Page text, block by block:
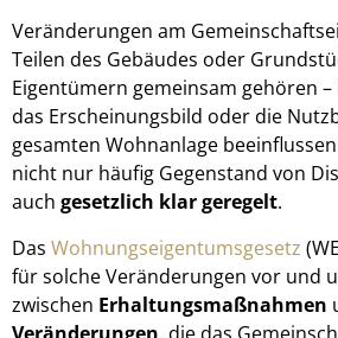
Veränderungen am
Teilen des Gebäudes oder
Eigentümern gemeinsam gehören
das Erscheinungsbild oder die
gesamten Wohnanlage
nicht nur häufig Gegenstand von
auch gesetzlich klar geregelt.
Das Wohnungseigentumsgesetz
für solche Veränderungen vor und
zwischen Erhaltungsmaßnahmen